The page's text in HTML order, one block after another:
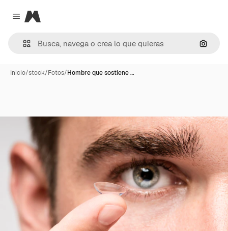
Close menu
Magnific
Inicio/stock/Fotos/Hombre que sostiene …